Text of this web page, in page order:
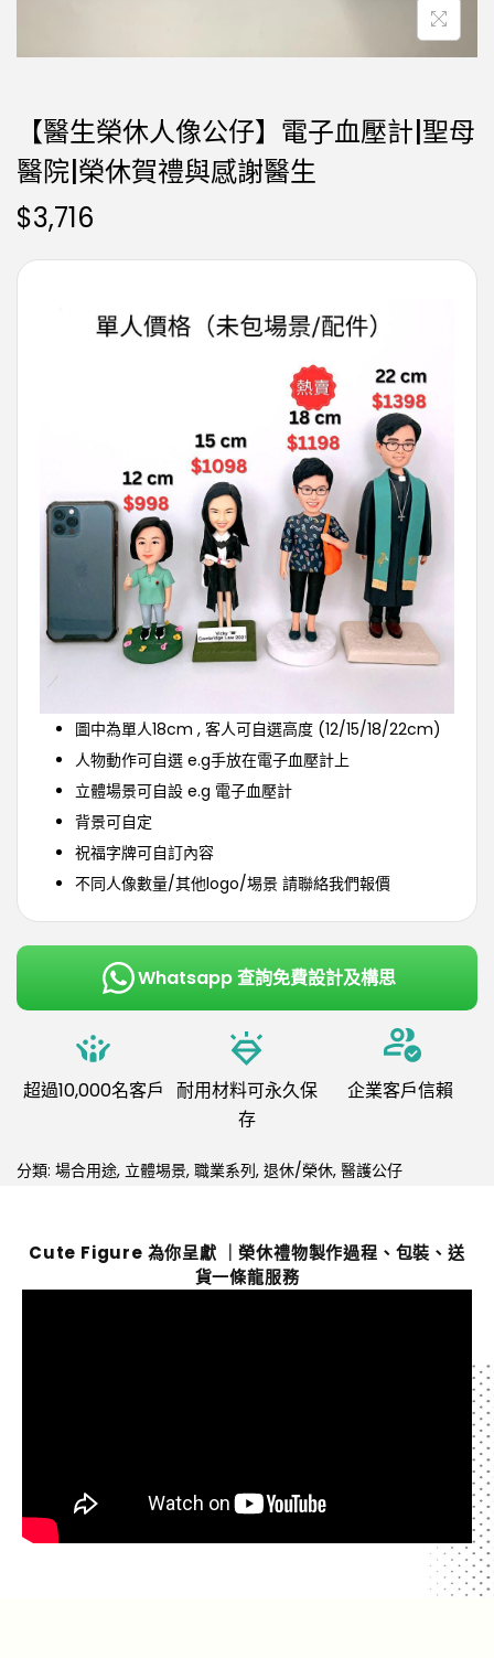
【醫生榮休人像公仔】電子血壓計|聖母
醫院|榮休賀禮與感謝醫生
$3,716
圖中為單人18cm , 客人可自選高度 (12/15/18/22cm)
人物動作可自選 e.g手放在電子血壓計上
立體場景可自設 e.g 電子血壓計
背景可自定
祝福字牌可自訂內容
不同人像數量/其他logo/埸景 請聯絡我們報價
Whatsapp 查詢免費設計及構思
超過10,000名客戶 耐用材料可永久保
存
企業客戶信賴
分類: 場合用途, 立體埸景, 職業系列, 退休/榮休, 醫護公仔
Cute Figure 為你呈獻 ｜榮休禮物製作過程、包裝、送
貨一條龍服務